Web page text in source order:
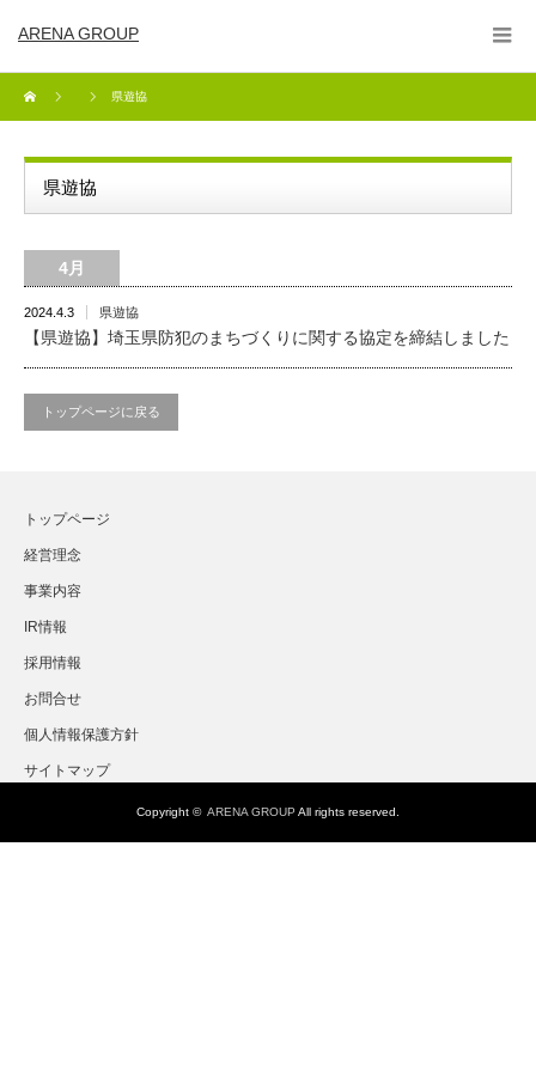
ARENA GROUP
県遊協
県遊協
4月
2024.4.3 県遊協
【県遊協】埼玉県防犯のまちづくりに関する協定を締結しました
トップページに戻る
トップページ
経営理念
事業内容
IR情報
採用情報
お問合せ
個人情報保護方針
サイトマップ
Copyright © ARENA GROUP All rights reserved.